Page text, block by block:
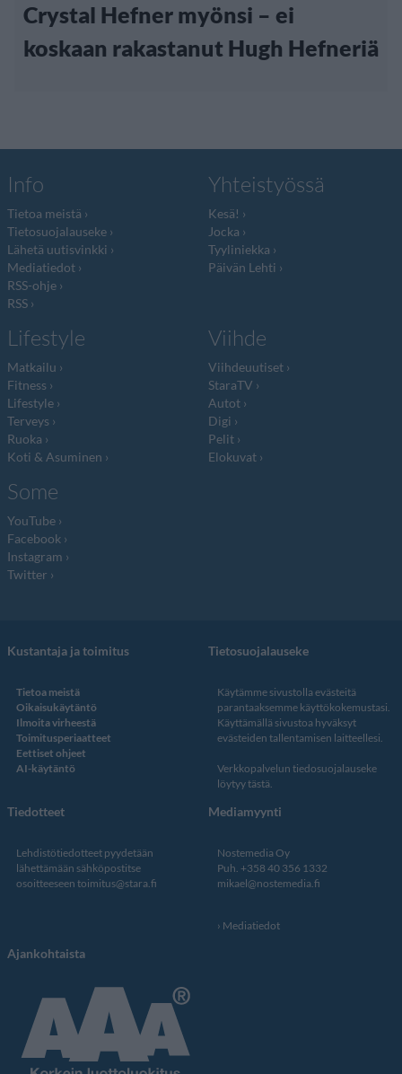
Crystal Hefner myönsi – ei
koskaan rakastanut Hugh Hefneriä
Info
Tietoa meistä
Tietosuojalauseke
Lähetä uutisvinkki
Mediatiedot
RSS-ohje
RSS
Yhteistyössä
Kesä!
Jocka
Tyyliniekka
Päivän Lehti
Lifestyle
Matkailu
Fitness
Lifestyle
Terveys
Ruoka
Koti & Asuminen
Viihde
Viihdeuutiset
StaraTV
Autot
Digi
Pelit
Elokuvat
Some
YouTube
Facebook
Instagram
Twitter
Kustantaja ja toimitus
Tietoa meistä
Oikaisukäytäntö
Ilmoita virheestä
Toimitusperiaatteet
Eettiset ohjeet
AI-käytäntö
Tietosuojalauseke
Käytämme sivustolla evästeitä
parantaaksemme käyttökokemustasi.
Käyttämällä sivustoa hyväksyt
evästeiden tallentamisen laitteellesi.
Verkkopalvelun tiedosuojalauseke
löytyy tästä.
Tiedotteet
Lehdistötiedotteet pyydetään
lähettämään sähköpostitse
osoitteeseen toimitus@stara.fi
Mediamyynti
Nostemedia Oy
Puh. +358 40 356 1332
mikael@nostemedia.fi
Mediatiedot
Ajankohtaista